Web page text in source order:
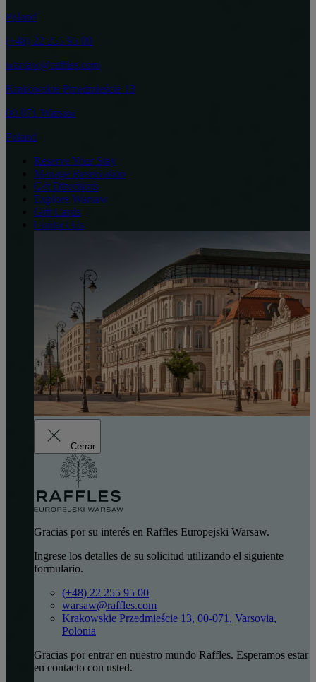
Poland
(+48) 22 255 95 00
warsaw@raffles.com
Krakowskie Przedmieście 13
00-071 Warsaw
Poland
Reserve Your Stay
Manage Reservation
Get Directions
Explore Warsaw
Gift Cards
Contact Us
Cerrar
Gracias por su interés en Raffles Europejski Warsaw.
Ingrese los detalles de su solicitud utilizando el siguiente
formulario.
(+48) 22 255 95 00
warsaw@raffles.com
Krakowskie Przedmieście 13, 00-071, Varsovia,
Polonia
Gracias por entrar en nuestro mundo Raffles. Esperamos estar
en contacto con usted.